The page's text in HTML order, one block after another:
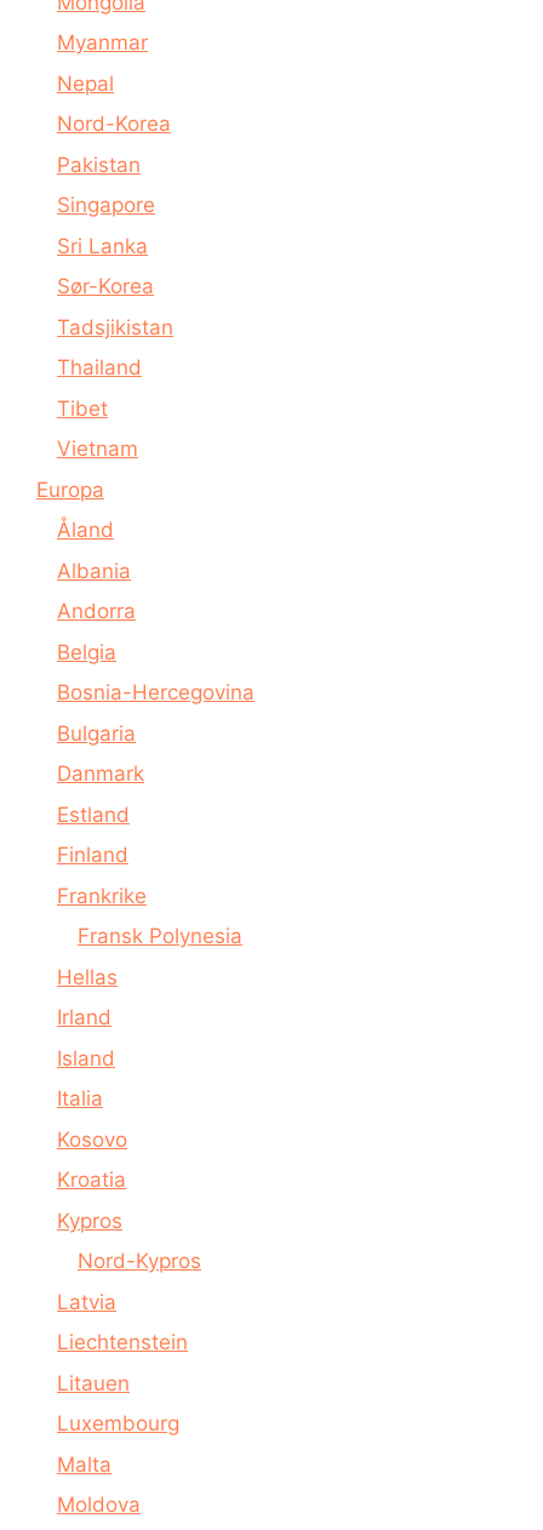
Myanmar
Nepal
Nord-Korea
Pakistan
Singapore
Sri Lanka
Sør-Korea
Tadsjikistan
Thailand
Tibet
Vietnam
Europa
Åland
Albania
Andorra
Belgia
Bosnia-Hercegovina
Bulgaria
Danmark
Estland
Finland
Frankrike
Fransk Polynesia
Hellas
Irland
Island
Italia
Kosovo
Kroatia
Kypros
Nord-Kypros
Latvia
Liechtenstein
Litauen
Luxembourg
Malta
Moldova